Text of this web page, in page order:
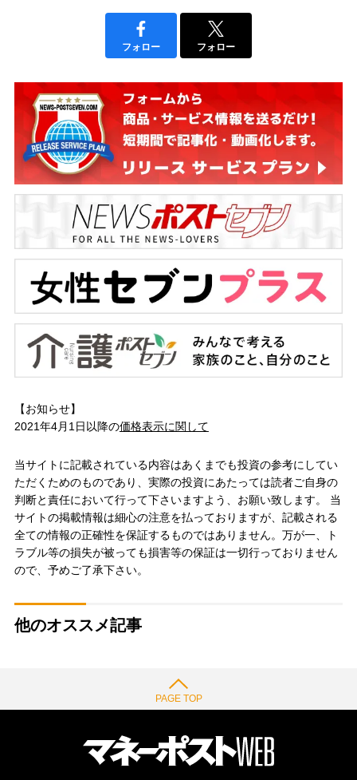
フォロー フォロー
【お知らせ】
2021年4月1日以降の価格表示に関して
当サイトに記載されている内容はあくまでも投資の参考にしてい
ただくためのものであり、実際の投資にあたっては読者ご自身の
判断と責任において行って下さいますよう、お願い致します。 当
サイトの掲載情報は細心の注意を払っておりますが、記載される
全ての情報の正確性を保証するものではありません。万が一、ト
ラブル等の損失が被っても損害等の保証は一切行っておりません
ので、予めご了承下さい。
他のオススメ記事
PAGE TOP